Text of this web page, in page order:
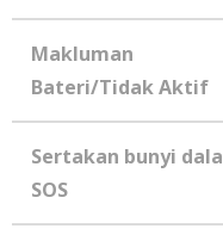
Makluman
Bateri/Tidak Aktif
Sertakan bunyi
SOS